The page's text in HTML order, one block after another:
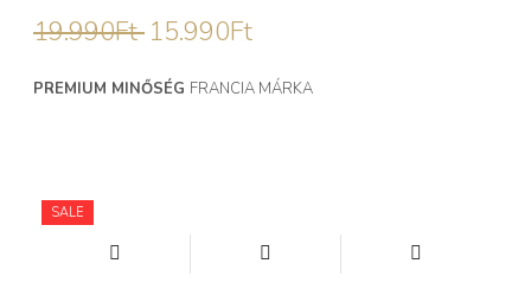
19.990Ft 15.990Ft
PREMIUM MINŐSÉG FRANCIA MÁRKA
SALE